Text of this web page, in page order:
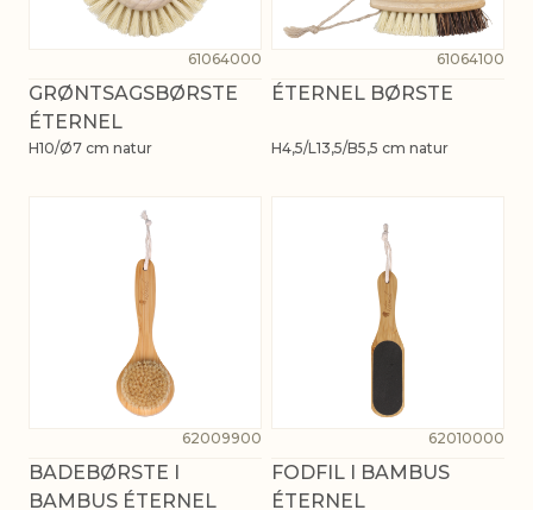
61064000
GRØNTSAGSBØRSTE
ÉTERNEL
H10/Ø7 cm natur
61064100
ÉTERNEL BØRSTE
H4,5/L13,5/B5,5 cm natur
62009900
BADEBØRSTE I
BAMBUS ÉTERNEL
62010000
FODFIL I BAMBUS
ÉTERNEL